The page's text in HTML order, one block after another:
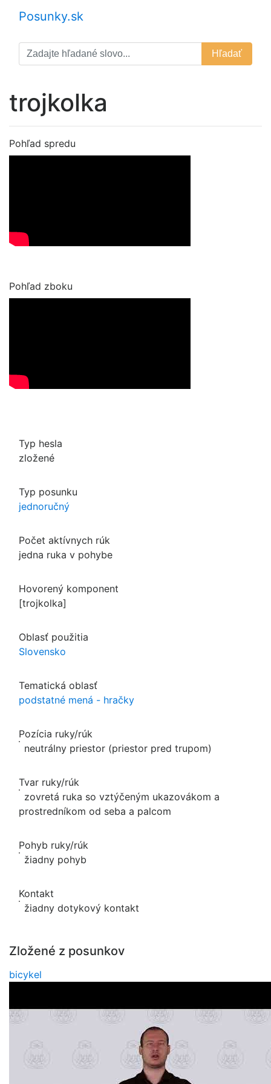
Posunky.sk
Hľadať
trojkolka
Pohľad spredu
Pohľad zboku
Typ hesla
zložené
Typ posunku
jednoručný
Počet aktívnych rúk
jedna ruka v pohybe
Hovorený komponent
[trojkolka]
Oblasť použitia
Slovensko
Tematická oblasť
podstatné mená - hračky
Pozícia ruky/rúk
neutrálny priestor (priestor pred trupom)
Tvar ruky/rúk
zovretá ruka so vztýčeným ukazovákom a
prostredníkom od seba a palcom
Pohyb ruky/rúk
žiadny pohyb
Kontakt
žiadny dotykový kontakt
Zložené z posunkov
bicykel